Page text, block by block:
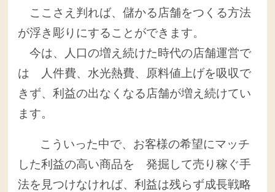
ここさえ判れば、儲かる店舗をつくる方法
が浮き彫りにすることができます。
今は、人口の増え続けた時代の店舗運営で
は 人件費、水光熱費、原料値上げを吸収で
きず、利益の出なくなる店舗が増え続けてい
ます。
こういった中で、お客様の希望にマッチ
した利益の高い商品を 発掘して売り稼ぐ手
法を見つけなければ、利益は残らず成長戦略